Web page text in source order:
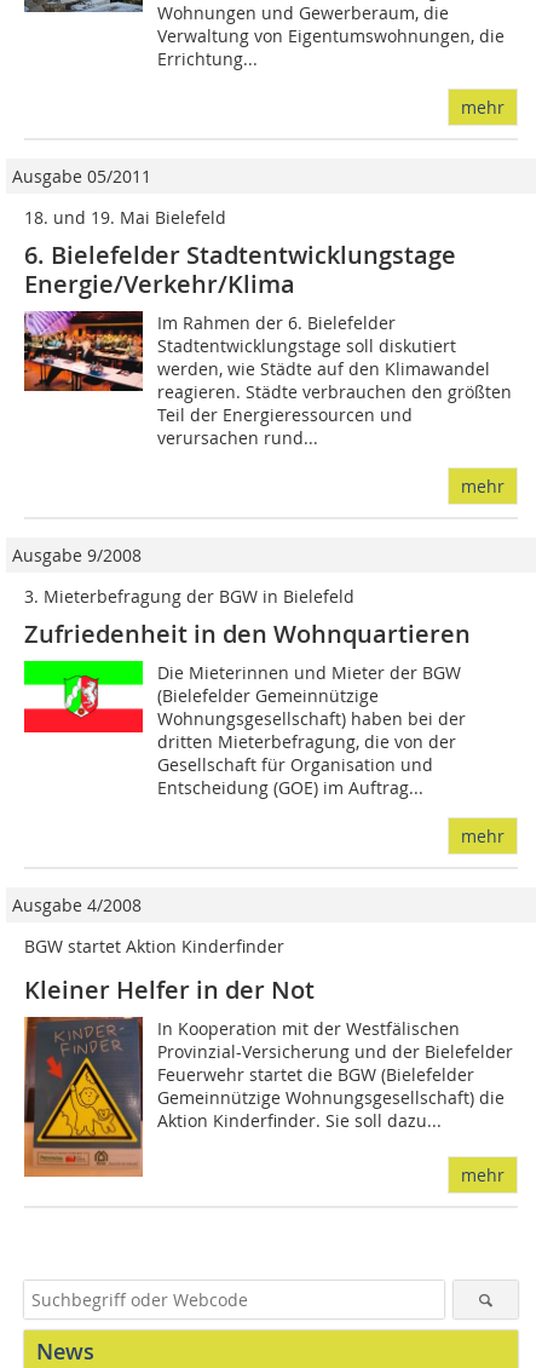
Wohnungen und Gewerberaum, die
Verwaltung von Eigentumswohnungen, die
Errichtung...
mehr
Ausgabe 05/2011
18. und 19. Mai Bielefeld
6. Bielefelder Stadtentwicklungstage
Energie/Verkehr/Klima
Im Rahmen der 6. Bielefelder
Stadtentwicklungstage soll diskutiert
werden, wie Städte auf den Klimawandel
reagieren. Städte verbrauchen den größten
Teil der Energieressourcen und
verursachen rund...
mehr
Ausgabe 9/2008
3. Mieterbefragung der BGW in Bielefeld
Zufriedenheit in den Wohnquartieren
Die Mieterinnen und Mieter der BGW
(Bielefelder Gemeinnützige
Wohnungsgesellschaft) haben bei der
dritten Mieterbefragung, die von der
Gesellschaft für Organisation und
Entscheidung (GOE) im Auftrag...
mehr
Ausgabe 4/2008
BGW startet Aktion Kinderfinder
Kleiner Helfer in der Not
In Kooperation mit der Westfälischen
Provinzial-Versicherung und der Bielefelder
Feuerwehr startet die BGW (Bielefelder
Gemeinnützige Wohnungsgesellschaft) die
Aktion Kinderfinder. Sie soll dazu...
mehr
News